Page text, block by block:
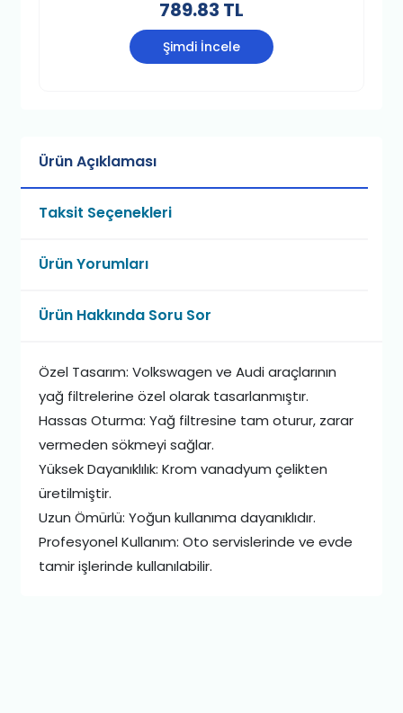
789.83 TL
Şimdi İncele
Ürün Açıklaması
Taksit Seçenekleri
Ürün Yorumları
Ürün Hakkında Soru Sor
Özel Tasarım: Volkswagen ve Audi araçlarının
yağ filtrelerine özel olarak tasarlanmıştır.
Hassas Oturma: Yağ filtresine tam oturur, zarar
vermeden sökmeyi sağlar.
Yüksek Dayanıklılık: Krom vanadyum çelikten
üretilmiştir.
Uzun Ömürlü: Yoğun kullanıma dayanıklıdır.
Profesyonel Kullanım: Oto servislerinde ve evde
tamir işlerinde kullanılabilir.